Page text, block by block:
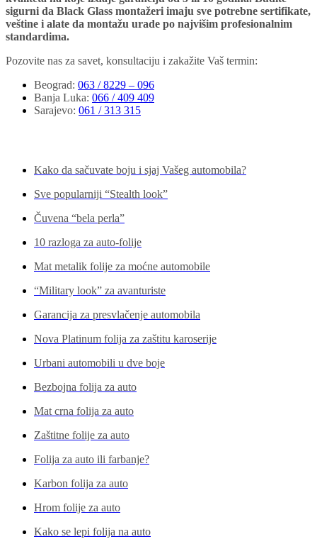
sigurni da Black Glass montažeri imaju sve potrebne sertifikate,
veštine i alate da montažu urade po najvišim profesionalnim
standardima.
Pozovite nas za savet, konsultaciju i zakažite Vaš termin:
Beograd: 063 / 8229 – 096
Banja Luka: 066 / 409 409
Sarajevo: 061 / 313 315
Kako da sačuvate boju i sjaj Vašeg automobila?
Sve popularniji “Stealth look”
Čuvena “bela perla”
10 razloga za auto-folije
Mat metalik folije za moćne automobile
“Military look” za avanturiste
Garancija za presvlačenje automobila
Nova Platinum folija za zaštitu karoserije
Urbani automobili u dve boje
Bezbojna folija za auto
Mat crna folija za auto
Zaštitne folije za auto
Folija za auto ili farbanje?
Karbon folija za auto
Hrom folije za auto
Kako se lepi folija na auto